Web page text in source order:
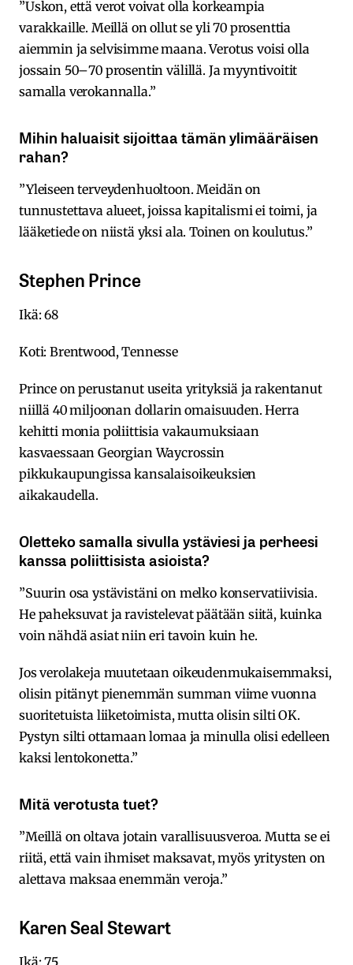
”Uskon, että verot voivat olla korkeampia
varakkaille. Meillä on ollut se yli 70 prosenttia
aiemmin ja selvisimme maana. Verotus voisi olla
jossain 50–70 prosentin välillä. Ja myyntivoitit
samalla verokannalla.”
Mihin haluaisit sijoittaa tämän ylimääräisen
rahan?
”Yleiseen terveydenhuoltoon. Meidän on
tunnustettava alueet, joissa kapitalismi ei toimi, ja
lääketiede on niistä yksi ala. Toinen on koulutus.”
Stephen Prince
Ikä: 68
Koti: Brentwood, Tennesse
Prince on perustanut useita yrityksiä ja rakentanut
niillä 40 miljoonan dollarin omaisuuden. Herra
kehitti monia poliittisia vakaumuksiaan
kasvaessaan Georgian Waycrossin
pikkukaupungissa kansalaisoikeuksien
aikakaudella.
Oletteko samalla sivulla ystäviesi ja perheesi
kanssa poliittisista asioista?
”Suurin osa ystävistäni on melko konservatiivisia.
He paheksuvat ja ravistelevat päätään siitä, kuinka
voin nähdä asiat niin eri tavoin kuin he.
Jos verolakeja muutetaan oikeudenmukaisemmaksi,
olisin pitänyt pienemmän summan viime vuonna
suoritetuista liiketoimista, mutta olisin silti OK.
Pystyn silti ottamaan lomaa ja minulla olisi edelleen
kaksi lentokonetta.”
Mitä verotusta tuet?
”Meillä on oltava jotain varallisuusveroa. Mutta se ei
riitä, että vain ihmiset maksavat, myös yritysten on
alettava maksaa enemmän veroja.”
Karen Seal Stewart
Ikä: 75